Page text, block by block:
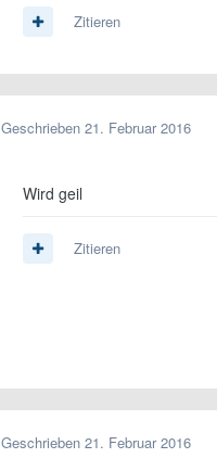
Zitieren
Geschrieben 21. Februar 2016
Wird geil
Zitieren
Geschrieben 21. Februar 2016